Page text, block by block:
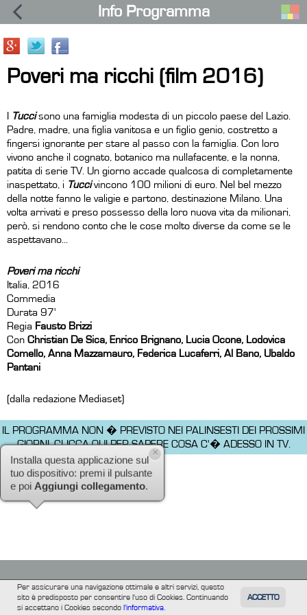
TUTTI FILM
Per assicurare una navigazione ottimale e altri servizi, questo
sito è predisposto per consentire l'uso di Cookies. Continuando
si accettano i Cookies secondol'informativa.
ACCETTO
Info Programma
Poveri ma ricchi (film 2016)
Tuccisono una famiglia modesta di un piccolo paese del Lazio.
Padre, madre, una figlia vanitosa e un figlio genio, costretto a
fingersi ignorante per stare al passo con la famiglia. Con loro
vivono anche il cognato, botanico ma nullafacente, e la nonna,
patita di serie TV. Un giorno accade qualcosa di completamente
inaspettato, i Tuccivincono 100 milioni di euro. Nel bel mezzo
della notte fanno le valigie e partono, destinazione Milano. Una
volta arrivati e preso possesso della loro nuova vita da milionari,
però, si rendono conto che le cose molto diverse da come se le
aspettavano...
Poveri ma ricchi
Italia, 2016
Commedia
Durata 97'
Regia Fausto Brizzi
Con Christian De Sica, Enrico Brignano, Lucia Ocone, Lodovica
Comello, Anna Mazzamauro, Federica Lucaferri, Al Bano, Ubaldo
Pantani
(dalla redazione Mediaset)
IL PROGRAMMA NON � PREVISTO NEI PALINSESTI DEI PROSSIMI
GIORNI.CLICCA QUI PER SAPERE COSA C'� ADESSO IN TV.
Installa questa applicazione sul
tuo dispositivo: premi il pulsante